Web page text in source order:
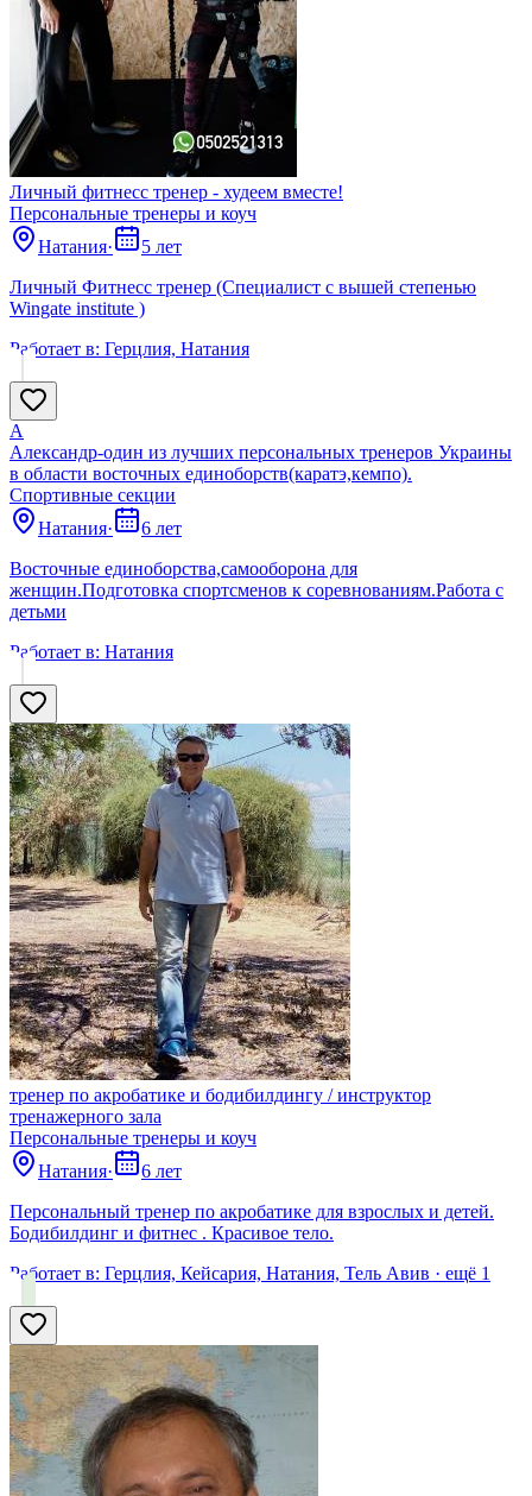
Личный фитнесс тренер - худеем вместе!
Персональные тренеры и коуч
Натания·
5 лет
Личный Фитнесс тренер (Специалист с вышей степенью
Wingate institute )
Работает в: Герцлия, Натания
А
Александр-один из лучших персональных тренеров Украины
в области восточных единоборств(каратэ,кемпо).
Спортивные секции
Натания·
6 лет
Восточные единоборства,самооборона для
женщин.Подготовка спортсменов к соревнованиям.Работа с
детьми
Работает в: Натания
тренер по акробатике и бодибилдингу / инструктор
тренажерного зала
Персональные тренеры и коуч
Натания·
6 лет
Персональный тренер по акробатике для взрослых и детей.
Бодибилдинг и фитнес . Красивое тело.
Работает в: Герцлия, Кейсария, Натания, Тель Авив · ещё 1